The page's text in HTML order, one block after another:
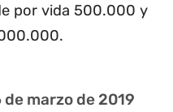
por vida 500.000 y
marzo de 2019